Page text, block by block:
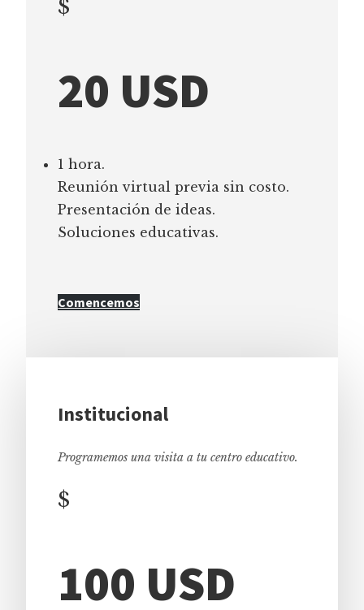
$
20 USD
1 hora.
Reunión virtual previa sin costo.
Presentación de ideas.
Soluciones educativas.
Comencemos
Institucional
Programemos una visita a tu centro educativo.
$
100 USD